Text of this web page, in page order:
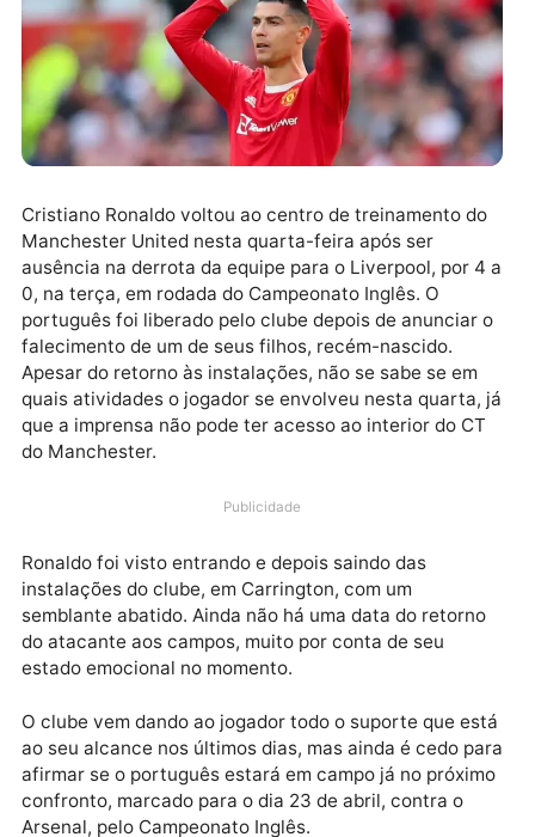
Cristiano Ronaldo voltou ao centro de treinamento
Manchester United nesta quarta-feira após ser
ausência na derrota da equipe para o Liverpool, por
0, na terça, em rodada do Campeonato Inglês. O
português foi liberado pelo clube depois de anunciar
falecimento de um de seus filhos, recém-nascido.
quais atividades o jogador se envolveu nesta
do Manchester.
Publicidade
instalações do clube, em Carrington, com um
semblante abatido. Ainda não há uma data do
do atacante aos campos, muito por conta de seu
estado emocional no momento.